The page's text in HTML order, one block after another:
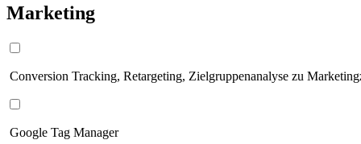
Marketing
Conversion Tracking, Retargeting, Zielgruppenanalyse zu
Google Tag Manager